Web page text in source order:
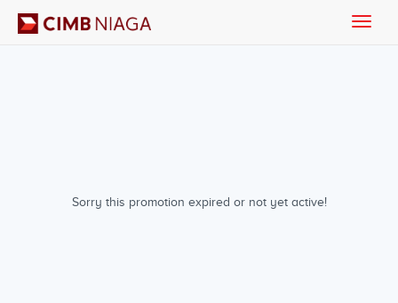
Sorry this promotion expired or not yet active!
Toggle